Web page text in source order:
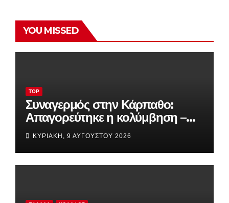
YOU MISSED
TOP
Συναγερμός στην Κάρπαθο:
Απαγορεύτηκε η κολύμβηση –
Εντοπίστηκαν ύποπτα
αντικείμενα που φέρεται να είναι
πυρομαχικά
ΚΥΡΙΑΚΉ, 9 ΑΥΓΟΎΣΤΟΥ 2026